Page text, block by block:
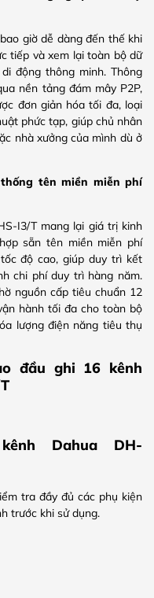
giờ dễ dàng đến thế khi
tiếp và xem lại toàn bộ dữ
động thông minh. Thông
nền tảng đám mây P2P,
đơn giản hóa tối đa, loại
phức tạp, giúp chủ nhân
nhà xưởng của mình dù ở
tên miền miễn phí
I3/T mang lại giá trị kinh
sẵn tên miền miễn phí
độ cao, giúp duy trì kết
chi phí duy trì hàng năm.
nguồn cấp tiêu chuẩn 12
hành tối đa cho toàn bộ
lượng điện năng tiêu thụ
đầu ghi 16 kênh
Dahua DH-
tra đầy đủ các phụ kiện
trước khi sử dụng.